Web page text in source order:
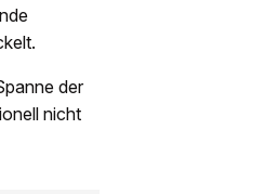
der
nicht